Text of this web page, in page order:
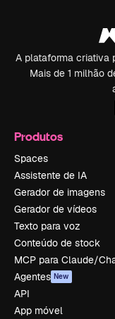
A plataforma criativa
Mais de 1 milhão
Produtos
Spaces
Assistente de IA
Gerador de imagens
Gerador de vídeos
Texto para voz
Conteúdo de stock
MCP para Claude/
Agentes New
API
App móvel